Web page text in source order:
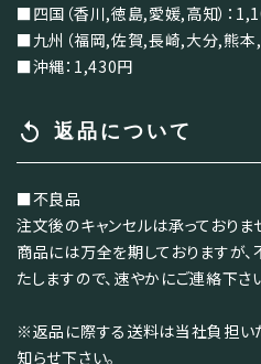
■四国（香川,徳島,愛媛,高知）：
■九州（福岡,佐賀,長崎,大分,熊本,
■沖縄：1,430円
replay 返品について
■不良品
注文後のキャンセルは承っておりま
商品には万全を期しておりますが
たしますので、速やかにご連絡下さ
※返品に際する送料は当社負担い
知らせ下さい。